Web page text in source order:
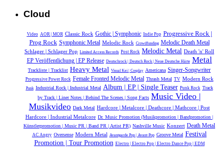
Cloud
Video AOR | MOR Classic Rock Gothic | Symphonic Indie Pop Progressive Rock |
Prog Rock Symphonic Metal Melodic Rock Crowdfunding Melodic Death Metal
Schlager | Schlager Pop Limited Access Records Post Rock Melodic Metal Death 'n' Roll
EP Veröffentlichung | EP Release Deutschrock | Deutsch Rock | Neue Deutsche Härte Metal
Trackliste | Tracklist Heavy Metal Visual Kei | Cosplay Americana Singer-Songwriter
Progressive Power Rock Female Fronted Melodic Metal Thrash Metal TV Modern Rock
Punk Industrial Rock | Industrial Metal Album | EP | Single Teaser Punk Rock Track
by Track | Liner Notes | Behind The Scenes | Song Facts Music Video |
Musikvideo Dark Metal Hardcore | Metalcore | Deathcore | Mathcore | Post
Hardcore | Industrial Metalcore Dr. Music Promotion (Musikpromotion | Bandpromotion |
Künstlerpromotion | Music PR | Band PR | Artist PR) Nashville Music Konzert Death Metal
AC Angry Oversense Modern Metal Avantgarde Pop | Avant-Pop Groove Metal Festival
Promotion | Tour Promotion Electro | Electro Pop | Electro Dance Pop | EDM